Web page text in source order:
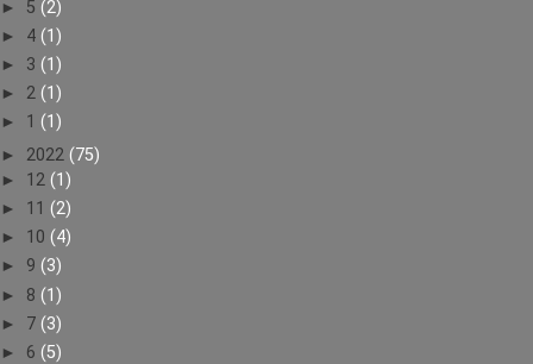
► 5 (2)
► 4 (1)
► 3 (1)
► 2 (1)
► 1 (1)
► 2022 (75)
► 12 (1)
► 11 (2)
► 10 (4)
► 9 (3)
► 8 (1)
► 7 (3)
► 6 (5)